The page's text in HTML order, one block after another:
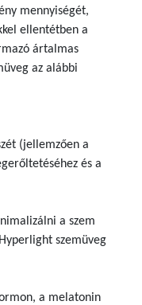
mennyiségét,
ellentétben a
ártalmas
az alábbi
(jellemzően a
és a
a szem
szemüveg
a melatonin